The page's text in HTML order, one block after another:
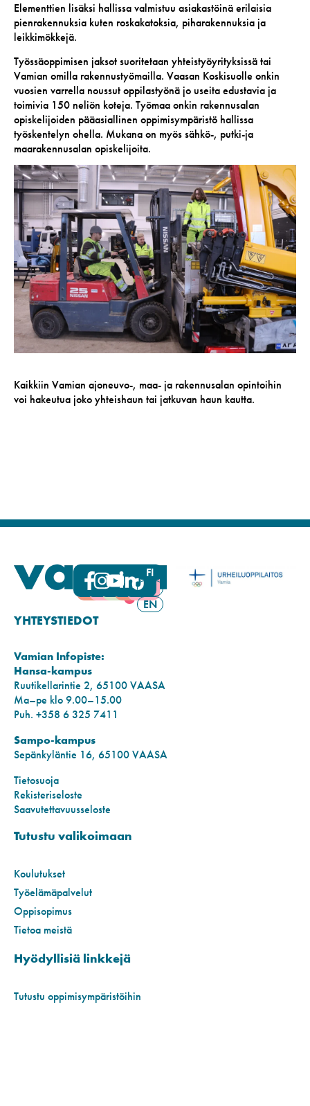
Elementtien lisäksi hallissa valmistuu asiakastöinä erilaisia
pienrakennuksia kuten roskakatoksia, piharakennuksia ja
leikkimökkejä.
Työssäoppimisen jaksot suoritetaan yhteistyöyrityksissä tai
Vamian omilla rakennustyömailla. Vaasan Koskisuolle onkin
vuosien varrella noussut oppilastyönä jo useita edustavia ja
toimivia 150 neliön koteja. Työmaa onkin rakennusalan
opiskelijoiden pääasiallinen oppimisympäristö hallissa
työskentelyn ohella. Mukana on myös sähkö-, putki-ja
maarakennusalan opiskelijoita.
Kaikkiin Vamian ajoneuvo-, maa- ja rakennusalan opintoihin
voi hakeutua joko yhteishaun tai jatkuvan haun kautta.
FI
SV
EN
YHTEYSTIEDOT
Vamian Infopiste:
Hansa-kampus
Ruutikellarintie 2, 65100 VAASA
Ma–pe klo 9.00–15.00
Puh. +358 6 325 7411
Sampo-kampus
Sepänkyläntie 16, 65100 VAASA
Tietosuoja
Rekisteriseloste
Saavutettavuusseloste
Tutustu valikoimaan
Koulutukset
Työelämäpalvelut
Oppisopimus
Tietoa meistä
Hyödyllisiä linkkejä
Tutustu oppimisympäristöihin